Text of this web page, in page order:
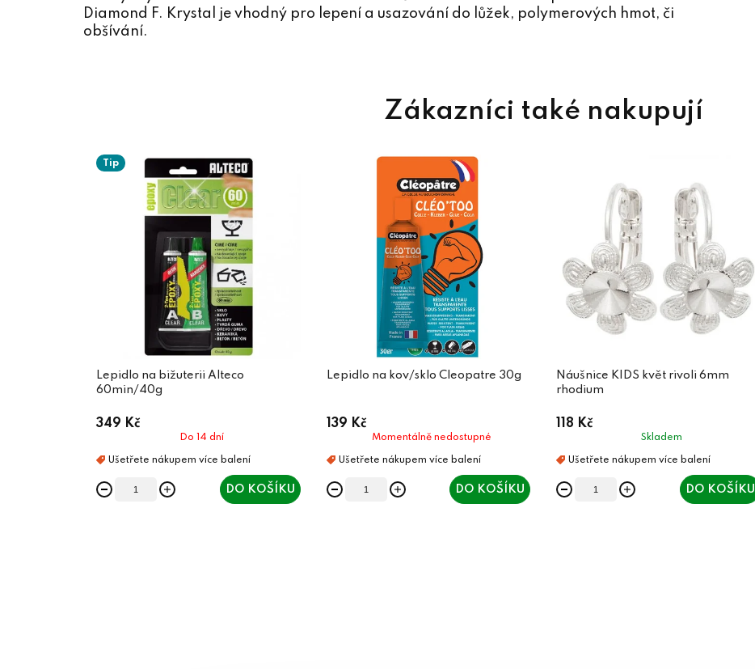
Diamond F. Krystal je vhodný pro lepení a usazování do lůžek, polymerových hmot, či
obšívání.
Tip
Lepidlo na bižuterii Alteco
60min/40g
349 Kč
Do 14 dní
DO KOŠÍKU
Lepidlo na kov/sklo Cleopatre 30g
139 Kč
Momentálně nedostupné
DO KOŠÍKU
Náušnice KIDS květ rivoli 6mm
rhodium
118 Kč
Skladem
DO KOŠÍKU